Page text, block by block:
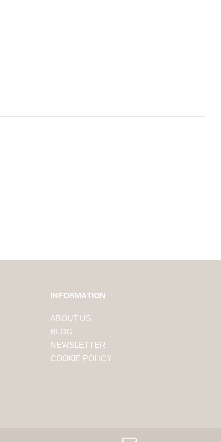
INFORMATION
ABOUT US
BLOG
NEWSLETTER
COOKIE POLICY